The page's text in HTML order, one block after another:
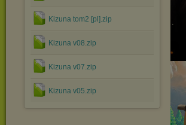
Kizuna tom2 [pl].zip
Kizuna v08.zip
Kizuna v07.zip
Kizuna v05.zip